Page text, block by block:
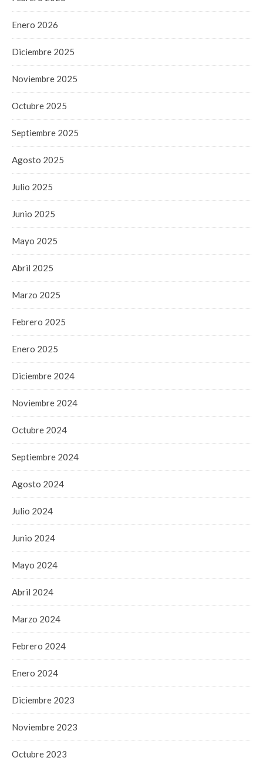
Enero 2026
Diciembre 2025
Noviembre 2025
Octubre 2025
Septiembre 2025
Agosto 2025
Julio 2025
Junio 2025
Mayo 2025
Abril 2025
Marzo 2025
Febrero 2025
Enero 2025
Diciembre 2024
Noviembre 2024
Octubre 2024
Septiembre 2024
Agosto 2024
Julio 2024
Junio 2024
Mayo 2024
Abril 2024
Marzo 2024
Febrero 2024
Enero 2024
Diciembre 2023
Noviembre 2023
Octubre 2023